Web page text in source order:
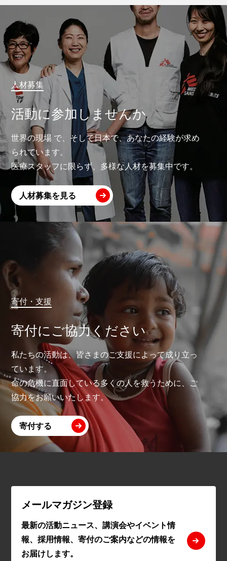
人材募集
活動に参加しませんか
世界の現場 で、そして日本で、あなたの経験が求め
られています。
医療スタッフに限らず、多様な人材を募集中です。
人材募集を見る
寄付・支援
寄付にご協力ください
私たちの活動は、皆さまのご支援によって成り立っ
ています。
命の危機に直面している多くの人を救うために、ご
協力をお願いいたします。
寄付する
メールマガジン登録
最新の活動ニュース、講演会やイベント情
報、採用情報、寄付のご案内などの情報を
お届けします。